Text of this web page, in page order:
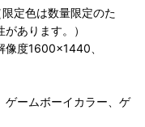
定色は数量限定のた
あります。）
像度1600×1440、
ゲームボーイカラー、ゲ